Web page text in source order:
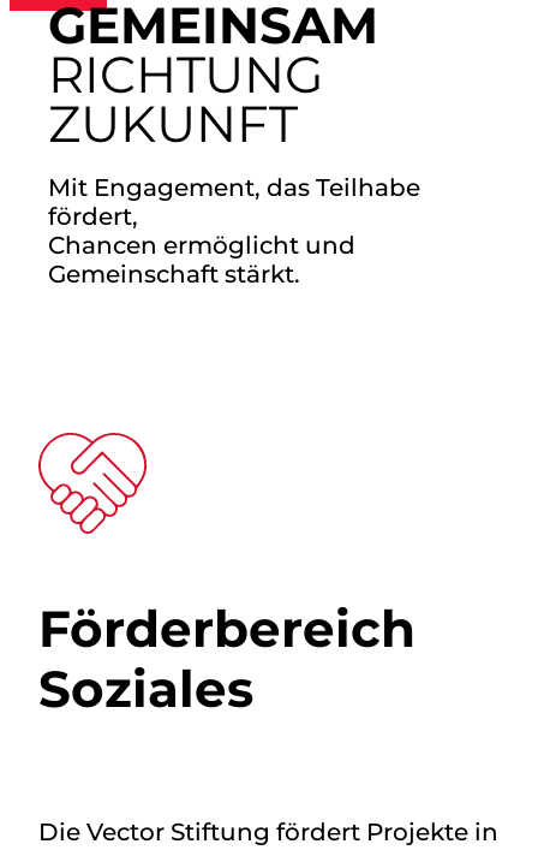
GEMEINSAM
RICHTUNG
ZUKUNFT
Mit Engagement, das Teilhabe
fördert,
Chancen ermöglicht und
Gemeinschaft stärkt.
Förderbereich
Soziales
Die Vector Stiftung fördert Projekte in